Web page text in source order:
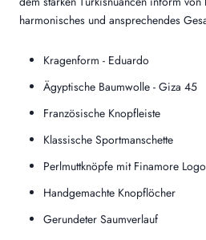
harmonisches und ansprechendes
Kragenform - Eduardo
Ägyptische Baumwolle - Giza 45
Französische Knopfleiste
Klassische Sportmanschette
Perlmuttknöpfe mit Finamore Logo
Handgemachte Knopflöcher
Gerundeter Saumverlauf